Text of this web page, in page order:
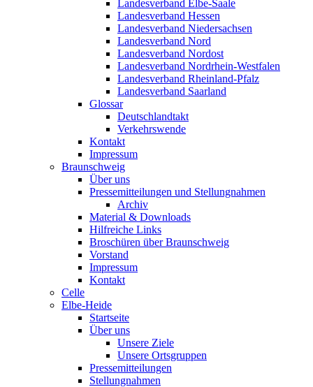
Landesverband Elbe-Saale
Landesverband Hessen
Landesverband Niedersachsen
Landesverband Nord
Landesverband Nordost
Landesverband Nordrhein-Westfalen
Landesverband Rheinland-Pfalz
Landesverband Saarland
Glossar
Deutschlandtakt
Verkehrswende
Kontakt
Impressum
Braunschweig
Über uns
Pressemitteilungen und Stellungnahmen
Archiv
Material & Downloads
Hilfreiche Links
Broschüren über Braunschweig
Vorstand
Impressum
Kontakt
Celle
Elbe-Heide
Startseite
Über uns
Unsere Ziele
Unsere Ortsgruppen
Pressemitteilungen
Stellungnahmen